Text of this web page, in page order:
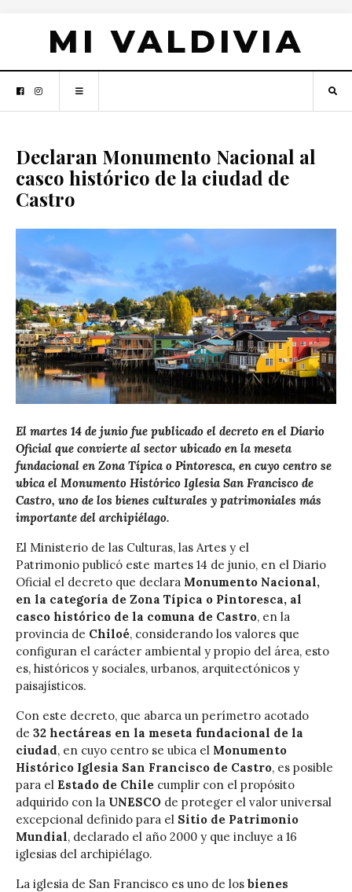
MI VALDIVIA
Declaran Monumento Nacional al
casco histórico de la ciudad de
Castro
El martes 14 de junio fue publicado el decreto en el Diario
Oficial que convierte al sector ubicado en la meseta
fundacional en Zona Típica o Pintoresca, en cuyo centro se
ubica el Monumento Histórico Iglesia San Francisco de
Castro, uno de los bienes culturales y patrimoniales más
importante del archipiélago.
El Ministerio de las Culturas, las Artes y el
Patrimonio publicó este martes 14 de junio, en el Diario
Oficial el decreto que declara Monumento Nacional,
en la categoría de Zona Típica o Pintoresca, al
casco histórico de la comuna de Castro, en la
provincia de Chiloé, considerando los valores que
configuran el carácter ambiental y propio del área, esto
es, históricos y sociales, urbanos, arquitectónicos y
paisajísticos.
Con este decreto, que abarca un perímetro acotado
de 32 hectáreas en la meseta fundacional de la
ciudad, en cuyo centro se ubica el Monumento
Histórico Iglesia San Francisco de Castro, es posible
para el Estado de Chile cumplir con el propósito
adquirido con la UNESCO de proteger el valor universal
excepcional definido para el Sitio de Patrimonio
Mundial, declarado el año 2000 y que incluye a 16
iglesias del archipiélago.
La iglesia de San Francisco es uno de los bienes